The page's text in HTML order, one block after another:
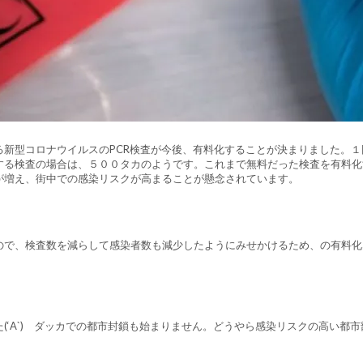
型コロナウイルスのPCR検査が今後、有料化することが決まりました。
検査の場合は、５００タカのようです。これまで無料だった検査を有料
え、街中での感染リスクが高まることが懸念されています。
、検査数を減らして感染者数も減少したようにみせかけるため、の有料
ダッカでの都市封鎖も始まりません。どうやら感染リスクの高い都